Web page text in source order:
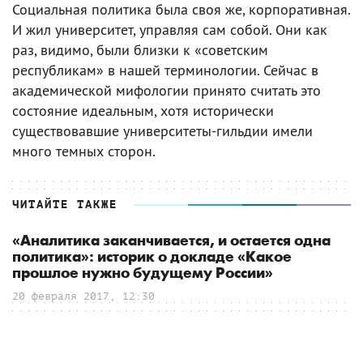
Социальная политика была своя же, корпоративная.
И жил университет, управляя сам собой. Они как
раз, видимо, были близки к «советским
республикам» в нашей терминологии. Сейчас в
академической мифологии принято считать это
состояние идеальным, хотя исторически
существовавшие университеты-гильдии имели
много темных сторон.
ЧИТАЙТЕ ТАКЖЕ
«Аналитика заканчивается, и остается одна
политика»: историк о докладе «Какое
прошлое нужно будущему России»
20 февраля 2017, 12:30